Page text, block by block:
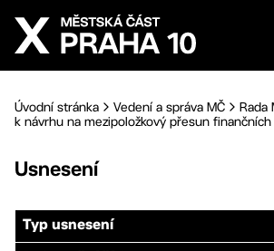
Přejít na hlavní obsah
Úvodní stránka Vedení a správa MČ Rada
k návrhu na mezipoložkový přesun finančních
Usnesení
Typ usnesení